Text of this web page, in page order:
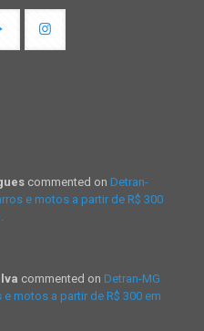
commented on Detran-
e motos a partir de R$ 300
commented on Detran-MG
motos a partir de R$ 300 em